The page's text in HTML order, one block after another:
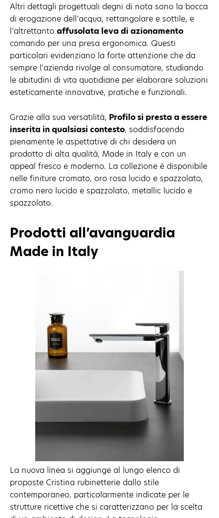
Altri dettagli progettuali degni di nota sono la bocca
di erogazione dell’acqua, rettangolare e sottile, e
l’altrettanto affusolata leva di azionamento
comando per una presa ergonomica. Questi
particolari evidenziano la forte attenzione che da
sempre l’azienda rivolge al consumatore, studiando
le abitudini di vita quotidiane per elaborare soluzioni
esteticamente innovative, pratiche e funzionali.
Grazie alla sua versatilità, Profilo si presta a essere
inserita in qualsiasi contesto, soddisfacendo
pienamente le aspettative di chi desidera un
prodotto di alta qualità, Made in Italy e con un
appeal fresco e moderno. La collezione è disponibile
nelle finiture cromato, oro rosa lucido e spazzolato,
cromo nero lucido e spazzolato, metallic lucido e
spazzolato.
Prodotti all’avanguardia
Made in Italy
La nuova linea si aggiunge al lungo elenco di
proposte Cristina rubinetterie dallo stile
contemporaneo, particolarmente indicate per le
strutture ricettive che si caratterizzano per la scelta